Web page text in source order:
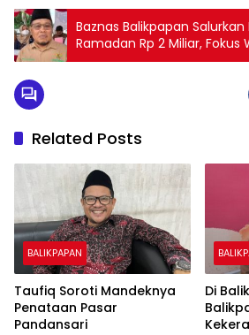
Baznas Balikpapan
Ramadan Rp 2 Miliar, Fokus
Rentan
Related Posts
BALIKPAPAN
Taufiq Soroti Mandeknya
Penataan Pasar
Pandansari
Di